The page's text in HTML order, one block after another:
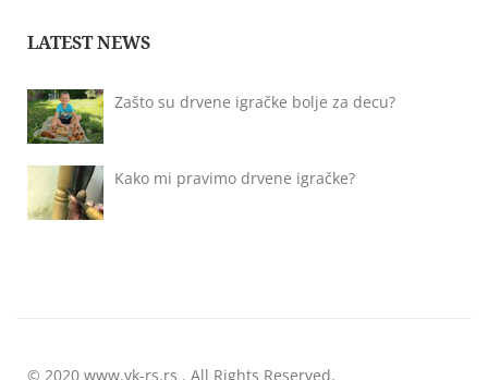
LATEST NEWS
Zašto su drvene igračke bolje za decu?
Kako mi pravimo drvene igračke?
© 2020 www.vk-rs.rs . All Rights Reserved.